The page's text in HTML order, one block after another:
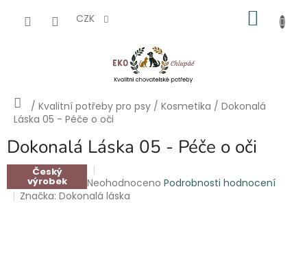
CZK
Domů
/ Kvalitní potřeby pro psy / Kosmetika / Dokonalá
Láska 05 - Péče o oči
Dokonalá Láska 05 - Péče o oči
Český
výrobek
Průměrné
hodnocení
Neohodnoceno Podrobnosti hodnocení
Značka:Dokonalá láska